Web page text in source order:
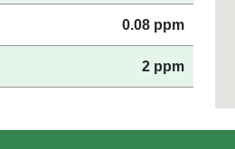
0.08 ppm
2 ppm